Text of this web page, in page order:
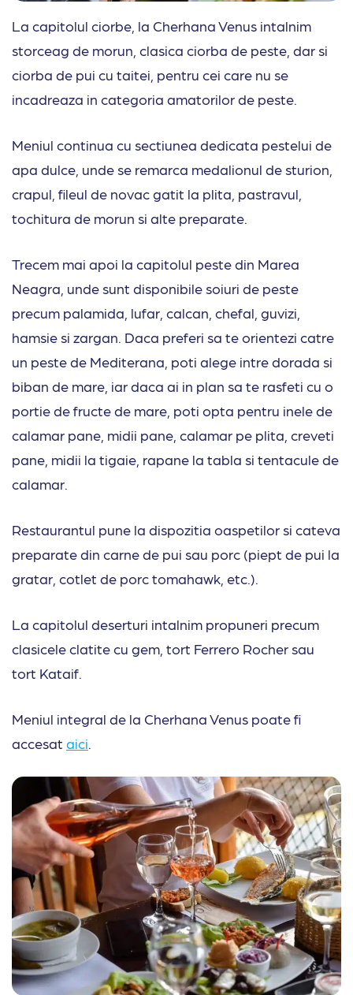
La capitolul ciorbe, la Cherhana Venus intalnim
storceag de morun, clasica ciorba de peste, dar si
ciorba de pui cu taitei, pentru cei care nu se
incadreaza in categoria amatorilor de peste.
Meniul continua cu sectiunea dedicata pestelui de
apa dulce, unde se remarca medalionul de sturion,
crapul, fileul de novac gatit la plita, pastravul,
tochitura de morun si alte preparate.
Trecem mai apoi la capitolul peste din Marea
Neagra, unde sunt disponibile soiuri de peste
precum palamida, lufar, calcan, chefal, guvizi,
hamsie si zargan. Daca preferi sa te orientezi catre
un peste de Mediterana, poti alege intre dorada si
biban de mare, iar daca ai in plan sa te rasfeti cu o
portie de fructe de mare, poti opta pentru inele de
calamar pane, midii pane, calamar pe plita, creveti
pane, midii la tigaie, rapane la tabla si tentacule de
calamar.
Restaurantul pune la dispozitia oaspetilor si cateva
preparate din carne de pui sau porc (piept de pui la
gratar, cotlet de porc tomahawk, etc.).
La capitolul deserturi intalnim propuneri precum
clasicele clatite cu gem, tort Ferrero Rocher sau
tort Kataif.
Meniul integral de la Cherhana Venus poate fi
accesat aici